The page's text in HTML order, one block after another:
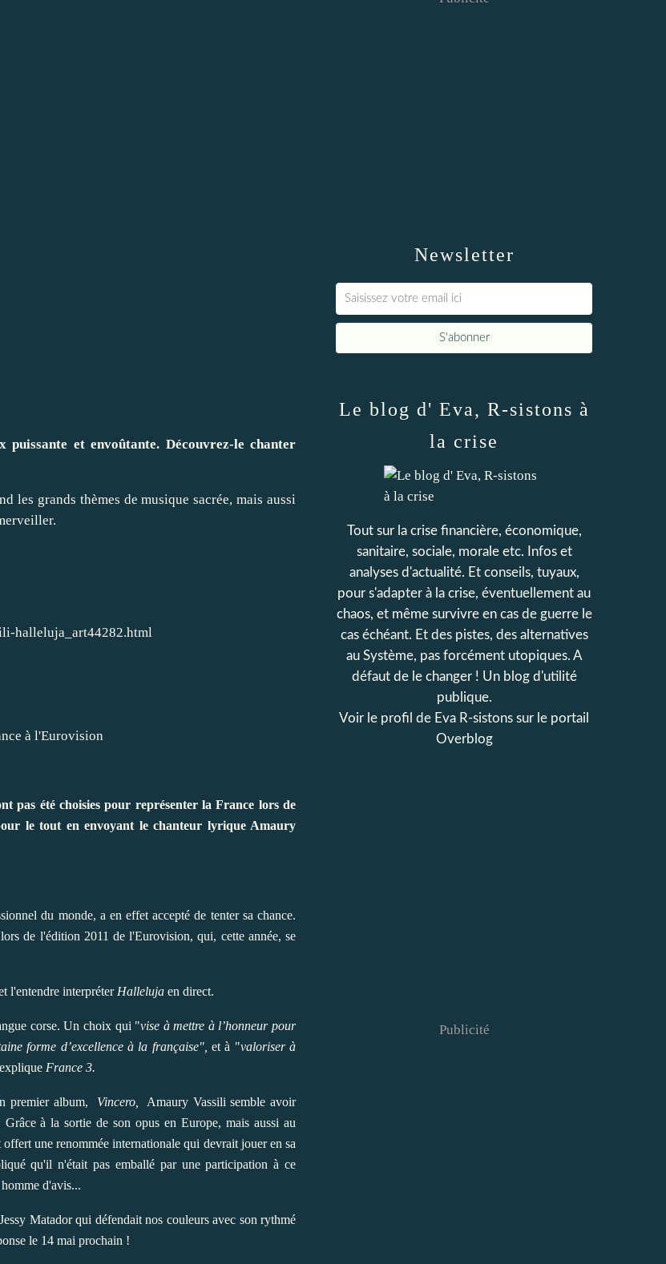
et envoûtante. Découvrez-le chanter
les grands thèmes de musique sacrée, mais aussi
halleluja_art44282.html
pas été choisies pour représenter la France lors de
le tout en envoyant le chanteur lyrique Amaury
du monde, a en effet accepté de tenter sa chance.
de l'édition 2011 de l'Eurovision, qui, cette année, se
l'entendre interpréter Halleluja en direct.
corse. Un choix qui "vise à mettre à l’honneur pour
forme d’excellence à la française", et à "valoriser à
explique France 3.
premier album, Vincero,
Amaury Vassili semble avoir
à la sortie de son opus en Europe, mais aussi au
une renommée internationale qui devrait jouer en sa
qu'il n'était pas emballé par une participation à ce
d'avis...
Matador qui défendait nos couleurs avec son rythmé
le 14 mai prochain !
Newsletter
Le blog d' Eva, R-sistons à
la crise
Tout sur la crise financière, économique,
sanitaire, sociale, morale etc. Infos et
analyses d'actualité. Et conseils, tuyaux,
pour s'adapter à la crise, éventuellement au
chaos, et même survivre en cas de guerre le
cas échéant. Et des pistes, des alternatives
au Système, pas forcément utopiques. A
défaut de le changer ! Un blog d'utilité
publique.
Voir le profil de Eva R-sistons sur le portail
Overblog
Publicité